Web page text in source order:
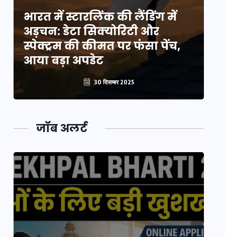
भारत में स्टारलिंक की लैंडिंग में
अड़चन: डेटा सिक्योरिटी और
स्पेक्ट्रम की कीमत पर फंसा पेंच,
आया बड़ा अपडेट
30 दिसम्बर 2025
जॉब अलर्ट